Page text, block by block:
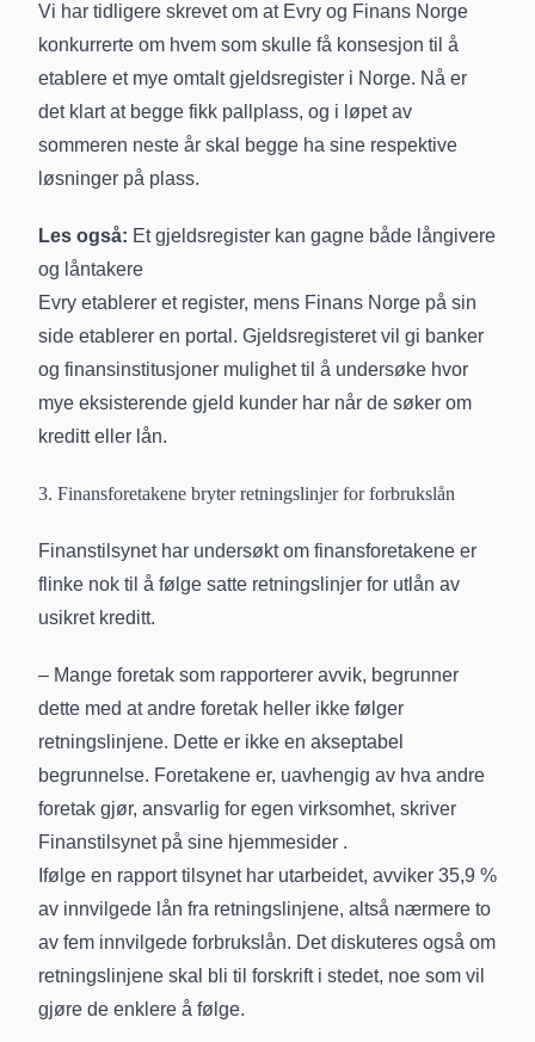
Vi har tidligere skrevet om at Evry og Finans Norge
konkurrerte om hvem som skulle få konsesjon til å
etablere et mye omtalt gjeldsregister i Norge. Nå er
det klart at begge fikk pallplass, og i løpet av
sommeren neste år skal begge ha sine respektive
løsninger på plass.
Les også: Et gjeldsregister kan gagne både långivere
og låntakere
Evry etablerer et register, mens Finans Norge på sin
side etablerer en portal. Gjeldsregisteret vil gi banker
og finansinstitusjoner mulighet til å undersøke hvor
mye eksisterende gjeld kunder har når de søker om
kreditt eller lån.
3. Finansforetakene bryter retningslinjer for forbrukslån
Finanstilsynet har undersøkt om finansforetakene er
flinke nok til å følge satte retningslinjer for utlån av
usikret kreditt.
– Mange foretak som rapporterer avvik, begrunner
dette med at andre foretak heller ikke følger
retningslinjene. Dette er ikke en akseptabel
begrunnelse. Foretakene er, uavhengig av hva andre
foretak gjør, ansvarlig for egen virksomhet, skriver
Finanstilsynet på sine hjemmesider .
Ifølge en rapport tilsynet har utarbeidet, avviker 35,9 %
av innvilgede lån fra retningslinjene, altså nærmere to
av fem innvilgede forbrukslån. Det diskuteres også om
retningslinjene skal bli til forskrift i stedet, noe som vil
gjøre de enklere å følge.